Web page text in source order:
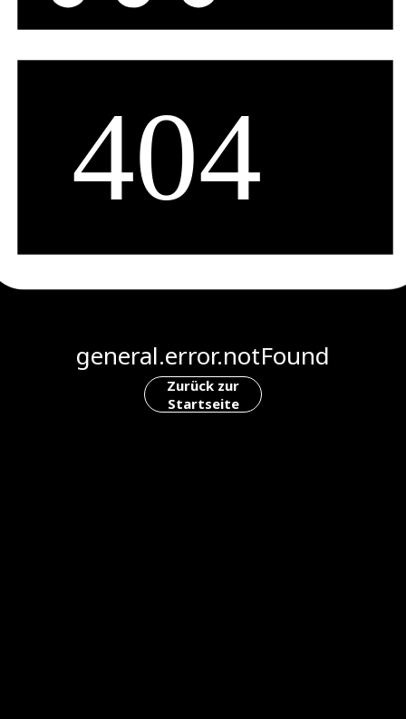
general.error.notFound
Zurück zur
Startseite